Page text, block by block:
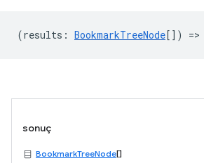
(results : BookmarkTreeNode[]) =>
sonuç
BookmarkTreeNode[]